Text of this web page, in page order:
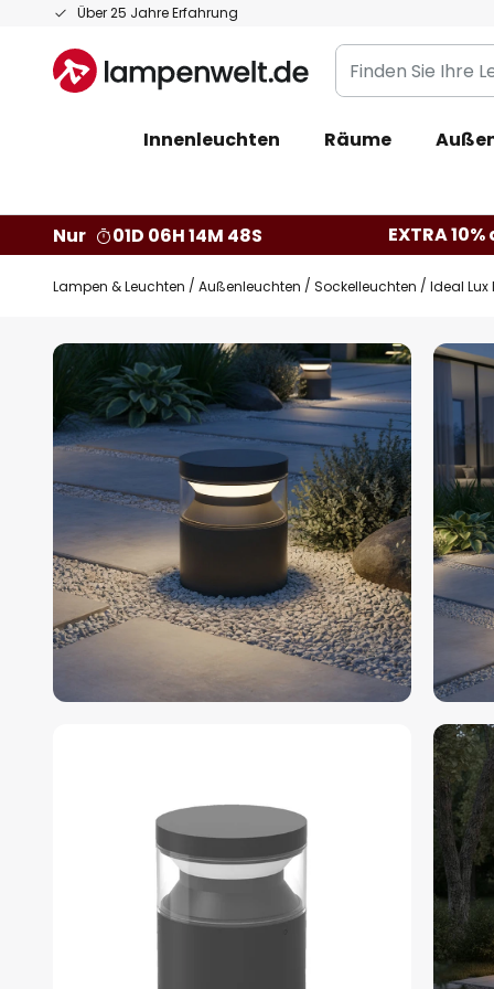
Über 25 Jahre Erfahrung
Zum
springen
Finden
Sie
Leuchte...
Innenleuchten Räume
Nur 01D 06H 14M 47S EXTRA
Lampen & Leuchten Außenleuchten Sockelleuchten Ideal Lux
Zum
der
Bildgalerie
springen